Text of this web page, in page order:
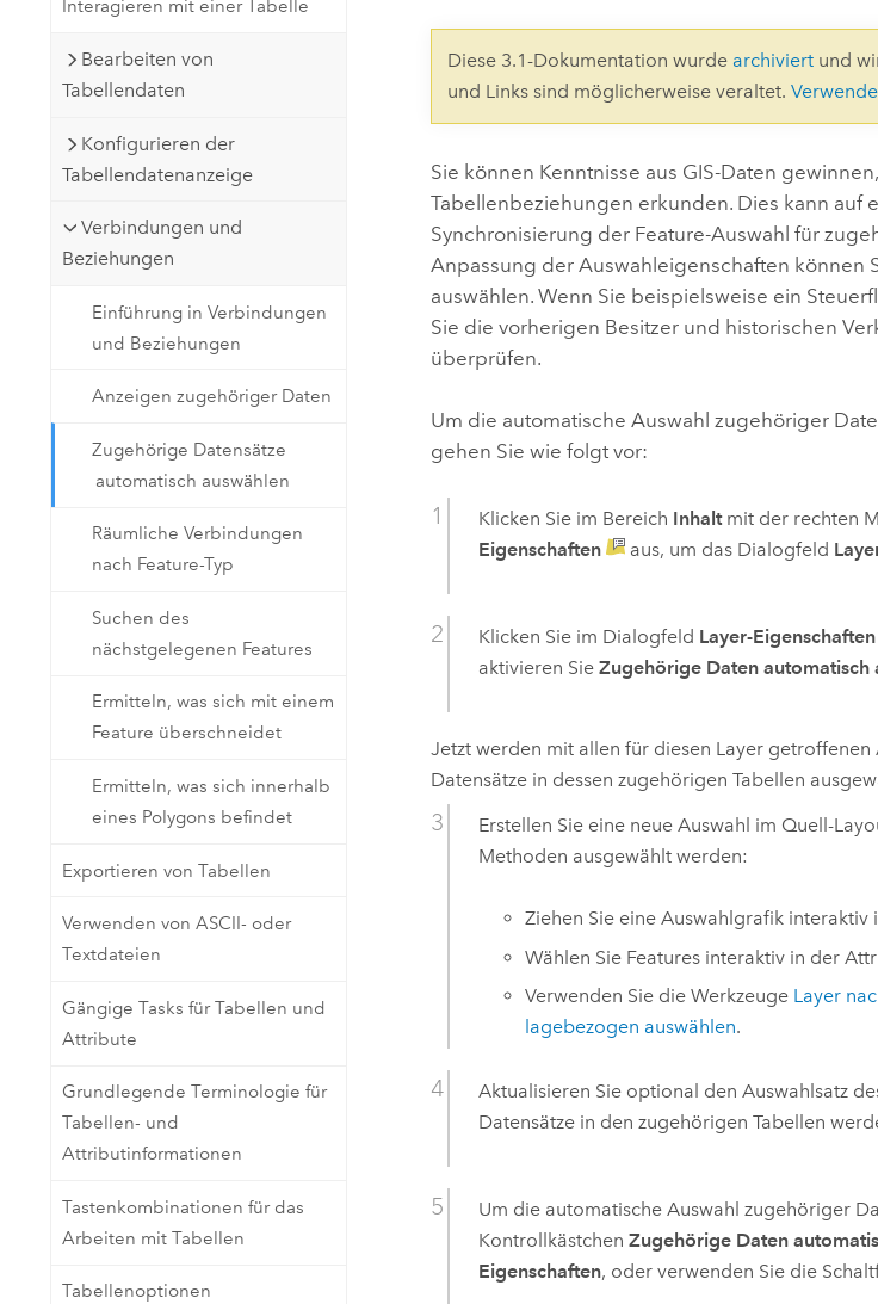
Erstellen Sie Anwendungen für
die Kartenerstellung und
Alle Produkte
Interagieren mit einer Tabelle
Bearbeiten von
Tabellendaten
Konfigurieren der
Tabellendatenanzeige
Verbindungen und
Beziehungen
Einführung in Verbindungen
und Beziehungen
Anzeigen zugehöriger Daten
Zugehörige Datensätze
automatisch auswählen
Räumliche Verbindungen
nach Feature-Typ
Suchen des
nächstgelegenen Features
Ermitteln, was sich mit einem
Feature überschneidet
Ermitteln, was sich innerhalb
eines Polygons befindet
Exportieren von Tabellen
Verwenden von ASCII- oder
Textdateien
Gängige Tasks für Tabellen und
Attribute
Grundlegende Terminologie für
Tabellen- und
Attributinformationen
Tastenkombinationen für das
Arbeiten mit Tabellen
Tabellenoptionen
Diese 3.1-Dokumentation wurde archiviert und
und Links sind möglicherweise veraltet.
Sie können Kenntnisse aus GIS-Daten
Tabellenbeziehungen erkunden. Dies kann auf
Synchronisierung der Feature-Auswahl für
Anpassung der Auswahleigenschaften können
auswählen. Wenn Sie beispielsweise ein
Sie die vorherigen Besitzer und historischen
überprüfen.
Um die automatische Auswahl zugehöriger
gehen Sie wie folgt vor:
Klicken Sie im Bereich Inhaltmit der rechten
Eigenschaften
aus, um das Dialogfeld
Klicken Sie im Dialogfeld Layer-Eigenschaften
aktivieren SieZugehörige Daten automatisch
Jetzt werden mit allen für diesen Layer
Datensätze in dessen zugehörigen Tabellen
Erstellen Sie eine neue Auswahl im Quell-
Methoden ausgewählt werden:
Ziehen Sie eine Auswahlgrafik interaktiv
Wählen Sie Features interaktiv in der
Verwenden Sie die Werkzeuge Layer
lagebezogen auswählen.
Aktualisieren Sie optional den Auswahlsatz
Datensätze in den zugehörigen Tabellen
Um die automatische Auswahl zugehöriger
KontrollkästchenZugehörige Daten
Eigenschaften, oder verwenden Sie die